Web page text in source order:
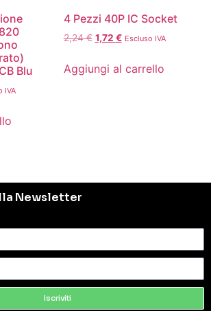
Blu
IVA
4 Pezzi 40P IC Socket
2,24€ 1,72 € Escluso IVA
Aggiungi al carrello
Newsletter
Iscriviti